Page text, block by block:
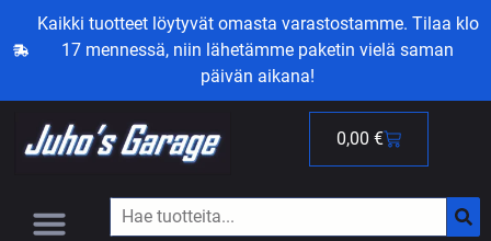
Kaikki tuotteet löytyvät omasta varastostamme. Tilaa klo
17 mennessä, niin lähetämme paketin vielä saman
päivän aikana!
0,00 €